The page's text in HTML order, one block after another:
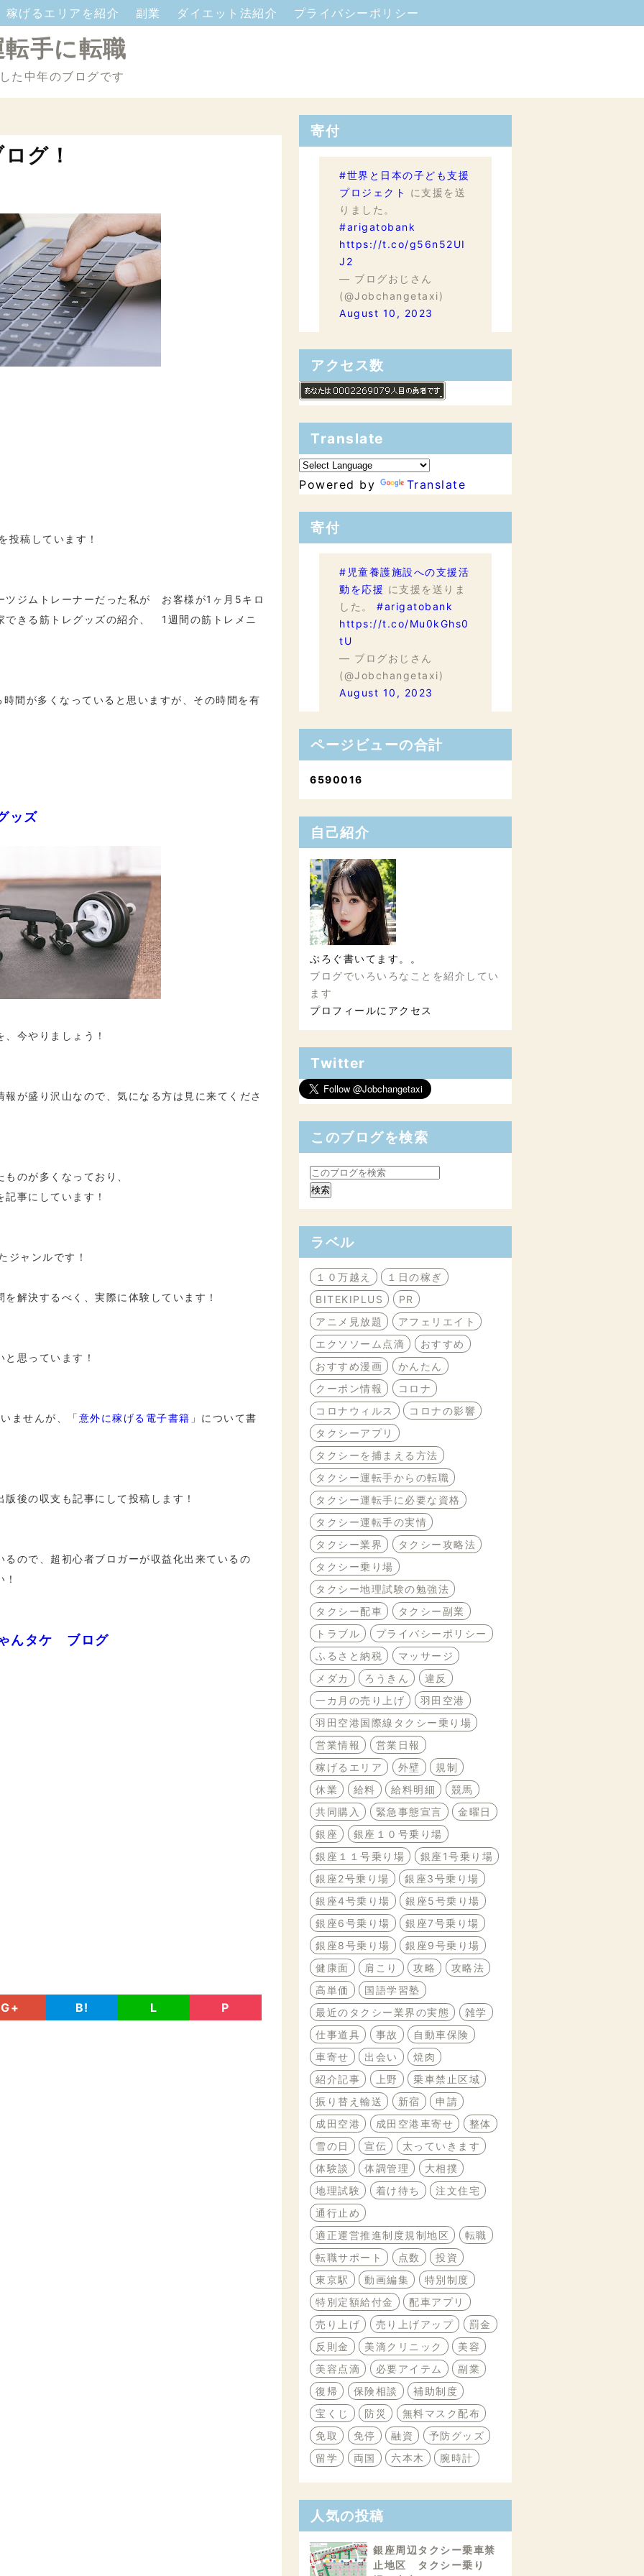
稼げるエリアを紹介 副業 ダイエット法紹介 プライバシーポリシー
手に転職
た中年のブログです
グ！
投稿しています！
ツジムトレーナーだった私が お客様が1ヶ月5キロ
できる筋トレグッズの紹介、 1週間の筋トレメニ
間が多くなっていると思いますが、その時間を有
ッズ
今やりましょう！
が盛り沢山なので、気になる方は見に来てくださ
のが多くなっており、
事にしています！
ジャンルです！
解決するべく、実際に体験しています！
思っています！
ませんが、「意外に稼げる電子書籍 」について書
後の収支も記事にして投稿します！
ので、超初心者ブロガーが収益化出来ているの
んタケ ブログ
G+ B! L P
寄付
#世界と日本の子ども支援
プロジェクト
に支援を送
りました。
#arigatobank
https://t.co/g56n52UI
J2
— ブログおじさん
(@Jobchangetaxi)
August 10, 2023
アクセス数
Translate
Powered by Translate
寄付
#児童養護施設への支援活
動を応援 に支援を送りま
した。 #arigatobank
https://t.co/Mu0kGhs0
tU
— ブログおじさん
(@Jobchangetaxi)
August 10, 2023
ページビューの合計
6590016
自己紹介
ぶろぐ書いてます。。
ブログでいろいろなことを紹介してい
ます
プロフィールにアクセス
Twitter
このブログを検索
ラベル
１０万越え
１日の稼ぎ
BITEKIPLUS
PR
アニメ見放題
アフェリエイト
エクソソーム点滴
おすすめ
おすすめ漫画
かんたん
クーポン情報
コロナ
コロナウィルス
コロナの影響
タクシーアプリ
タクシーを捕まえる方法
タクシー運転手からの転職
タクシー運転手に必要な資格
タクシー運転手の実情
タクシー業界
タクシー攻略法
タクシー乗り場
タクシー地理試験の勉強法
タクシー配車
タクシー副業
トラブル
プライバシーポリシー
ふるさと納税
マッサージ
メダカ
ろうきん
違反
一カ月の売り上げ
羽田空港
羽田空港国際線タクシー乗り場
営業情報
営業日報
稼げるエリア
外壁
規制
休業
給料 給料明細
競馬
共同購入
緊急事態宣言
金曜日
銀座
銀座１０号乗り場
銀座１１号乗り場
銀座1号乗り場
銀座2号乗り場
銀座3号乗り場
銀座4号乗り場
銀座5号乗り場
銀座6号乗り場
銀座7号乗り場
銀座8号乗り場
銀座9号乗り場
健康面
肩こり 攻略
攻略法
高単価
国語学習塾
最近のタクシー業界の実態
雑学
仕事道具
事故
自動車保険
車寄せ
出会い
焼肉
紹介記事
上野
乗車禁止区域
振り替え輸送
新宿
申請
成田空港
成田空港車寄せ
整体
雪の日
宣伝
太っていきます
体験談
体調管理
大相撲
地理試験
着け待ち
注文住宅
通行止め
適正運営推進制度規制地区
転職
転職サポート
点数
投資
東京駅
動画編集
特別制度
特別定額給付金
配車アプリ
売り上げ
売り上げアップ
罰金
反則金
美滴クリニック
美容
美容点滴
必要アイテム
副業
復帰
保険相談
補助制度
宝くじ
防災
無料マスク配布
免取
免停 融資
予防グッズ
留学
両国 六本木 腕時計
人気の投稿
銀座周辺タクシー乗車禁
止地区 タクシー乗り